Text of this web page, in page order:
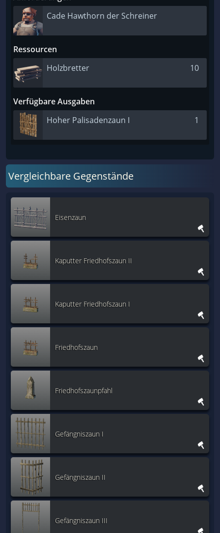
Cade Hawthorn der Schreiner
Ressourcen
Holzbretter
10
Verfügbare Ausgaben
Hoher Palisadenzaun I
1
Vergleichbare Gegenstände
Eisenzaun
Kaputter Friedhofszaun II
Kaputter Friedhofszaun I
Friedhofszaun
Friedhofszaunpfahl
Gefängniszaun I
Gefängniszaun II
Gefängniszaun III